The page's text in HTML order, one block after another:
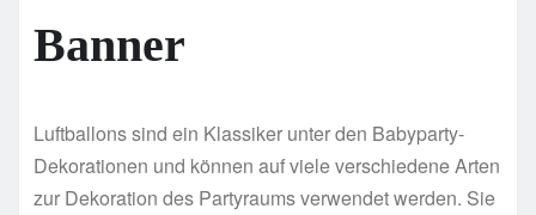
Banner
Luftballons sind ein Klassiker unter den Babyparty-
Dekorationen und können auf viele verschiedene Arten
zur Dekoration des Partyraums verwendet werden. Sie